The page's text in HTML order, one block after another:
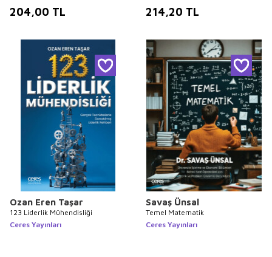
204,00 TL 214,20 TL
Ozan Eren Taşar
123 Liderlik Mühendisliği
Ceres Yayınları
Savaş Ünsal
Temel Matematik
Ceres Yayınları